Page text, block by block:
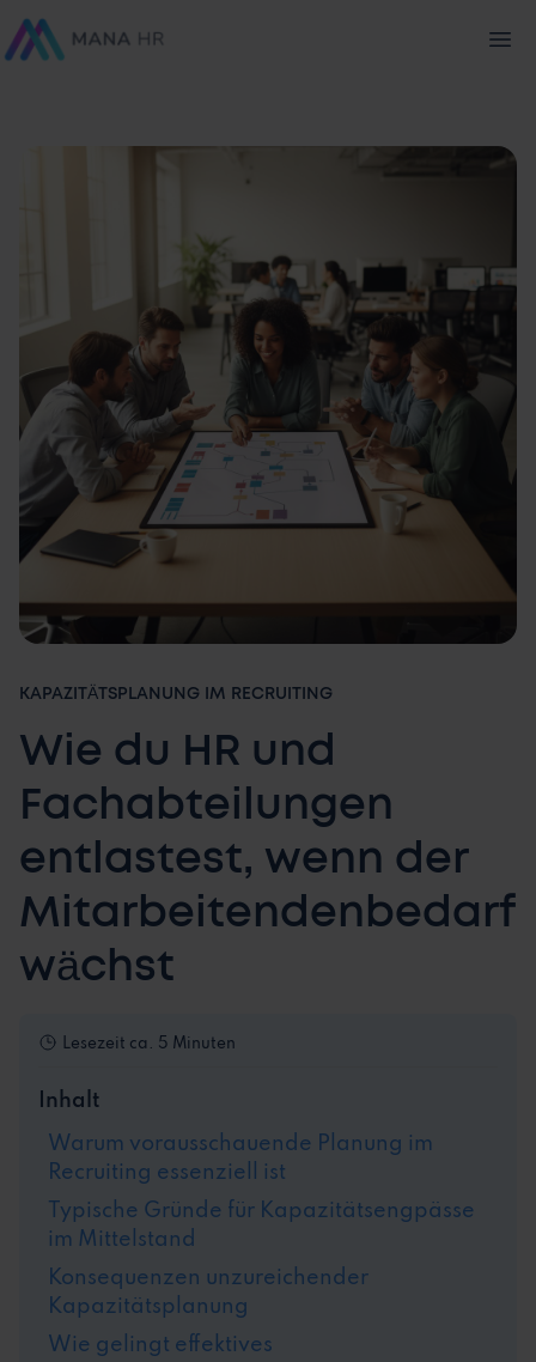
KAPAZITÄTSPLANUNG IM RECRUITING
Wie du HR und
Fachabteilungen
entlastest, wenn der
Mitarbeitendenbedarf
wächst
Lesezeit ca. 5 Minuten
Inhalt
Warum vorausschauende Planung im
Recruiting essenziell ist
Typische Gründe für Kapazitätsengpässe
im Mittelstand
Konsequenzen unzureichender
Kapazitätsplanung
Wie gelingt effektives